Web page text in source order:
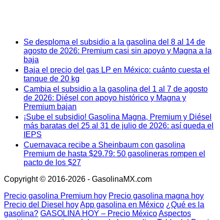
Se desploma el subsidio a la gasolina del 8 al 14 de
agosto de 2026: Premium casi sin apoyo y Magna a la
baja
Baja el precio del gas LP en México: cuánto cuesta el
tanque de 20 kg
Cambia el subsidio a la gasolina del 1 al 7 de agosto
de 2026: Diésel con apoyo histórico y Magna y
Premium bajan
¡Sube el subsidio! Gasolina Magna, Premium y Diésel
más baratas del 25 al 31 de julio de 2026: así queda el
IEPS
Cuernavaca recibe a Sheinbaum con gasolina
Premium de hasta $29.79: 50 gasolineras rompen el
pacto de los $27
Copyright © 2016-2026 - GasolinaMX.com
Precio gasolina Premium hoy Precio gasolina magna hoy
Precio del Diesel hoyApp gasolina en México ¿Qué es la
gasolina? GASOLINA HOY – Precio MéxicoAspectos